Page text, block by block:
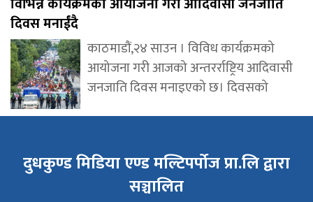
दिवस मनाईंदै
काठमाडौं,२४ साउन । विविध कार्यक्रमको
आयोजना गरी आजको अन्तरर्राष्ट्रिय आदिवासी
जनजाति दिवस मनाइएको छ। दिवसको
दुधकुण्ड मिडिया एण्ड मल्टिपर्पोज प्रा.लि द्वारा
सञ्चालित